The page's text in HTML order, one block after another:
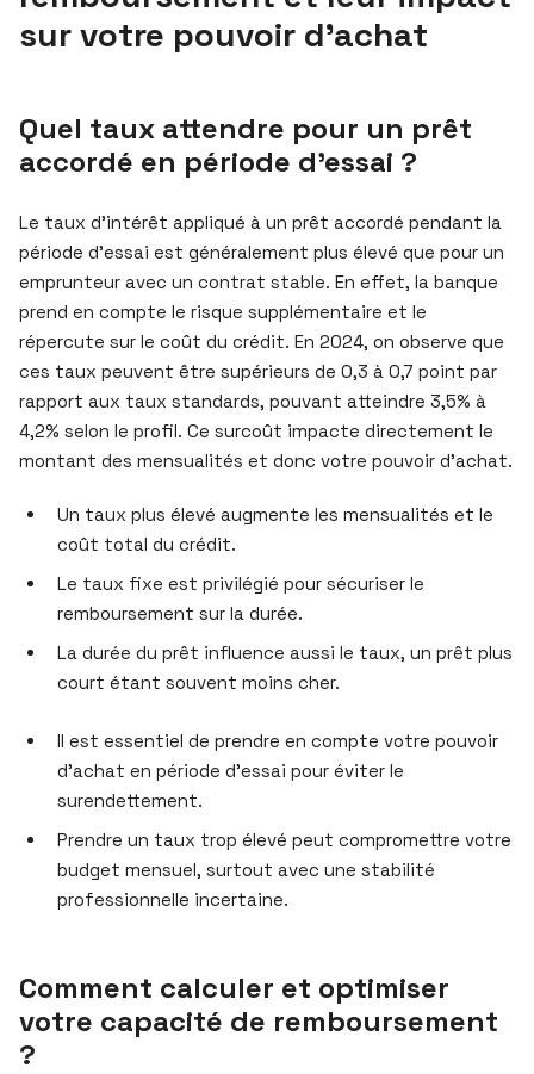
sur votre pouvoir d’achat
Quel taux attendre pour un prêt
accordé en période d’essai ?
Le taux d’intérêt appliqué à un prêt accordé pendant la
période d’essai est généralement plus élevé que pour un
emprunteur avec un contrat stable. En effet, la banque
prend en compte le risque supplémentaire et le
répercute sur le coût du crédit. En 2024, on observe que
ces taux peuvent être supérieurs de 0,3 à 0,7 point par
rapport aux taux standards, pouvant atteindre 3,5% à
4,2% selon le profil. Ce surcoût impacte directement le
montant des mensualités et donc votre pouvoir d’achat.
Un taux plus élevé augmente les mensualités et le
coût total du crédit.
Le taux fixe est privilégié pour sécuriser le
remboursement sur la durée.
La durée du prêt influence aussi le taux, un prêt plus
court étant souvent moins cher.
Il est essentiel de prendre en compte votre pouvoir
d’achat en période d’essai pour éviter le
surendettement.
Prendre un taux trop élevé peut compromettre votre
budget mensuel, surtout avec une stabilité
professionnelle incertaine.
Comment calculer et optimiser
votre capacité de remboursement
?